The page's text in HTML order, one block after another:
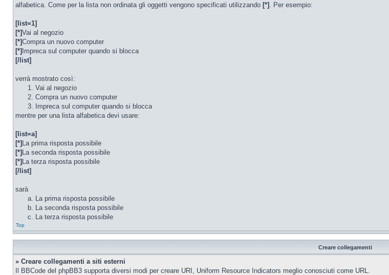
alfabetica. Come per la lista non ordinata gli oggetti vengono specificati utilizzando [*] . Per esempio:
[list=1]
[*]Vai al negozio
[*]Compra un nuovo computer
[*] Impreca sul computer quando si blocca
[/list]
verrà mostrato così:
Vai al negozio
Compra un nuovo computer
Impreca sul computer quando si blocca
mentre per una lista alfabetica devi usare:
[list=a]
[*] La prima risposta possibile
[*] La seconda risposta possibile
[*] La terza risposta possibile
[/list]
sarà
La prima risposta possibile
La seconda risposta possibile
La terza risposta possibile
Top
Creare collegamenti
» Creare collegamenti a siti esterni
Il BBCode del phpBB3 supporta diversi modi per creare URI, Uniform Resource Indicators meglio conosciuti come URL.